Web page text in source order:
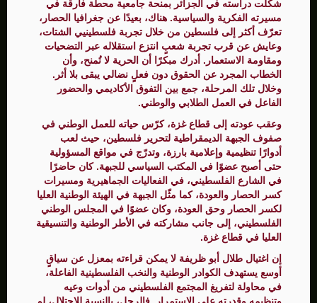
شكّلت دراسته في الجزائر بمنحة جامعية محطة فارقة في
مسيرته الفكرية والسياسية. هناك، بعيدًا عن جغرافيا الحصار،
تعرّف أكثر إلى فلسطين من خلال تجربة فلسطينيي الشتات،
وعايش عن قرب تجربة شعبٍ انتزع استقلاله عبر التضحيات
ومقاومة الاستعمار. أدرك مبكرًا أن الحرية لا تُمنح، وأن
الخطاب المجرد عن الحقوق دون فعلٍ نضالي يبقى بلا أثر.
وخلال تلك المرحلة، جمع بين التفوق الأكاديمي والحضور
الفاعل في العمل الطلابي والوطني.
وعقب عودته إلى قطاع غزة، كرّس حياته للعمل الوطني في
صفوف الجبهة الديمقراطية لتحرير فلسطين، حيث لعب
أدوارًا تنظيمية وإعلامية بارزة، وتدرّج في مواقع المسؤولية
حتى أصبح عضوًا في المكتب السياسي للجبهة. كان حاضرًا
في الشارع الفلسطيني، في الفعاليات الجماهيرية ومسيرات
كسر الحصار والعودة، كما مثّل الجبهة في الهيئة الوطنية العليا
لكسر الحصار وحق العودة، وكان عضوًا في المجلس الوطني
الفلسطيني، إلى جانب مشاركته في الأطر الوطنية والتنسيقية
العليا في قطاع غزة.
إن اغتيال طلال أبو ظريفة لا يمكن قراءته بمعزل عن سياقٍ
أوسع يستهدف الكوادر الوطنية والنخب الفلسطينية الفاعلة،
في محاولة لتفريغ المجتمع الفلسطيني من أدوات وعيه